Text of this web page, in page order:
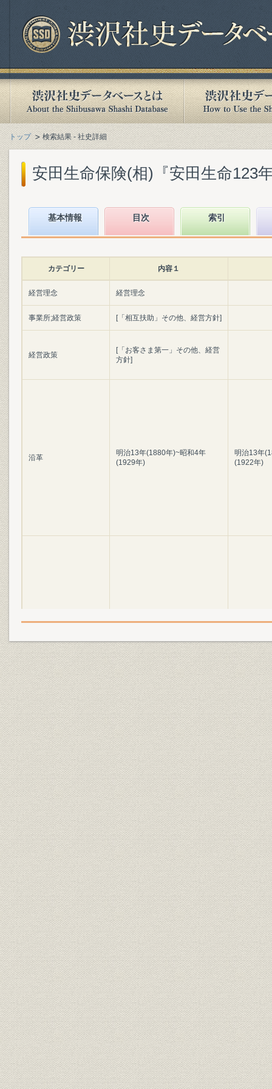
トップ 検索結果 - 社史詳細
安田生命保険(相)『安田生命123
基本情報 目次 索引
カテゴリー 内容１
経営理念 経営理念
事業所;経営政策 [「相互扶助」その他、経営方針]
経営政策
[「お客さま第一」その他、経営
方針]
沿革
明治13年(1880年)~昭和4年
(1929年)
明治13年
(1922年)
沿革
(1945年)
(1944年)
沿革
昭和20年(1945年)~昭和36年
(1961年)
昭和22年
(1961年)
沿革
昭和37年(1962年)~昭和55年
(1980年)
昭和36年
(1980年)